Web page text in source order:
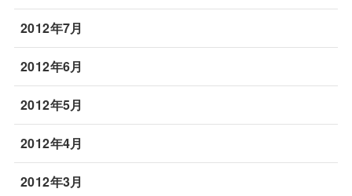
2012年7月
2012年6月
2012年5月
2012年4月
2012年3月